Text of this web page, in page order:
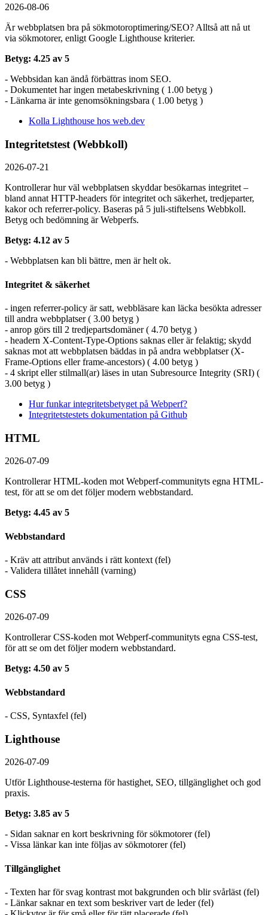
2026-08-06
Är webbplatsen bra på sökmotoroptimering/SEO? Alltså att nå ut
via sökmotorer, enligt Google Lighthouse kriterier.
Betyg: 4.25 av 5
- Webbsidan kan ändå förbättras inom SEO.
- Dokumentet har ingen metabeskrivning ( 1.00 betyg )
- Länkarna är inte genomsökningsbara ( 1.00 betyg )
Kolla Lighthouse hos web.dev
Integritetstest (Webbkoll)
2026-07-21
Kontrollerar hur väl webbplatsen skyddar besökarnas integritet –
bland annat HTTP-headers för integritet och säkerhet, tredjeparter,
kakor och referrer-policy. Baseras på 5 juli-stiftelsens Webbkoll.
Betyg och bedömning är Webperfs.
Betyg: 4.12 av 5
- Webbplatsen kan bli bättre, men är helt ok.
Integritet & säkerhet
- ingen referrer-policy är satt, webbläsare kan läcka besökta adresser
till andra webbplatser ( 3.00 betyg )
- anrop görs till 2 tredjepartsdomäner ( 4.70 betyg )
- headern X-Content-Type-Options saknas eller är felaktig; skydd
saknas mot att webbplatsen bäddas in på andra webbplatser (X-
Frame-Options eller frame-ancestors) ( 4.00 betyg )
- 4 skript eller stilmall(ar) läses in utan Subresource Integrity (SRI) (
3.00 betyg )
Hur funkar integritetsbetyget på Webperf?
Integritetstestets dokumentation på Github
HTML
2026-07-09
Kontrollerar HTML-koden mot Webperf-communityts egna HTML-
test, för att se om det följer modern webbstandard.
Betyg: 4.45 av 5
Webbstandard
- Kräv att attribut används i rätt kontext (fel)
- Validera tillåtet innehåll (varning)
CSS
2026-07-09
Kontrollerar CSS-koden mot Webperf-communityts egna CSS-test,
för att se om det följer modern webbstandard.
Betyg: 4.50 av 5
Webbstandard
- CSS, Syntaxfel (fel)
Lighthouse
2026-07-09
Utför Lighthouse-testerna för hastighet, SEO, tillgänglighet och god
praxis.
Betyg: 3.85 av 5
- Sidan saknar en kort beskrivning för sökmotorer (fel)
- Vissa länkar kan inte följas av sökmotorer (fel)
Tillgänglighet
- Texten har för svag kontrast mot bakgrunden och blir svårläst (fel)
- Länkar saknar en text som beskriver vart de leder (fel)